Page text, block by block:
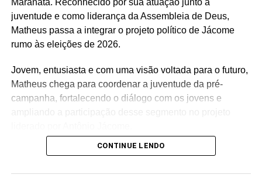
juventude e como liderança da Assembleia de Deus,
Matheus passa a integrar o projeto político de Jácome
rumo às eleições de 2026.
Jovem, entusiasta e com uma visão voltada para o futuro,
Matheus chega para coordenar a juventude da pré-
campanha, fortalecendo o diálogo com os jovens e
Ao declarar seu apoio, Matheus afirmou acreditar na
CONTINUE LENDO